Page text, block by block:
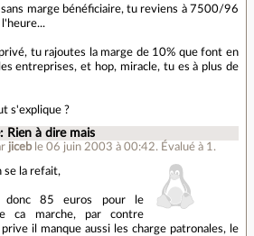
sans marge bénéficiaire, tu reviens à 7500/96
l'heure...
tu rajoutes la marge de 10% que font en
entreprises, et hop, miracle, tu es à plus de
s'explique ?
Rien à dire mais
jiceb le 06 juin 2003 à 00:42. Évalué à 1 .
se la refait,
85 euros pour le
ca marche, par contre
il manque aussi les charge patronales, le